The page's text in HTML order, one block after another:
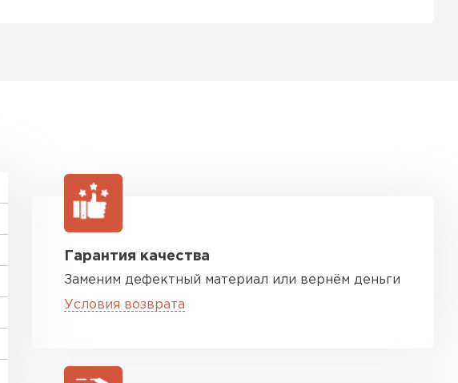
Гарантия качества
Заменим дефектный материал или вернём деньги
Условия возврата